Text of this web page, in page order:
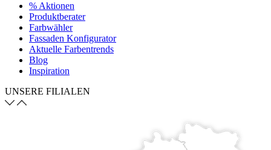
% Aktionen
Produktberater
Farbwähler
Fassaden Konfigurator
Aktuelle Farbentrends
Blog
Inspiration
UNSERE FILIALEN